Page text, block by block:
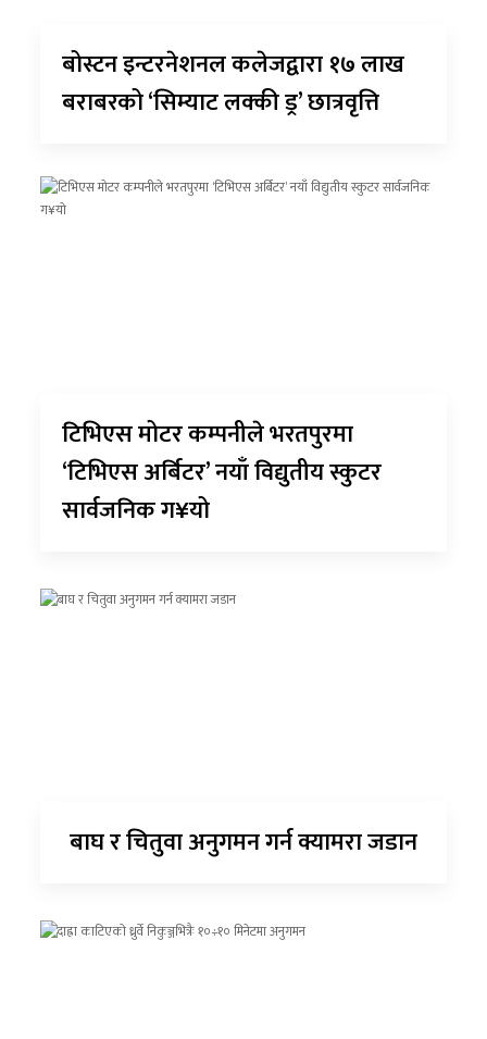
बोस्टन इन्टरनेशनल कलेजद्वारा १७ लाख
बराबरको ‘सिम्याट लक्की ड्र’ छात्रवृत्ति
टिभिएस मोटर कम्पनीले भरतपुरमा
‘टिभिएस अर्बिटर’ नयाँ विद्युतीय स्कुटर
सार्वजनिक ग¥यो
बाघ र चितुवा अनुगमन गर्न क्यामरा जडान